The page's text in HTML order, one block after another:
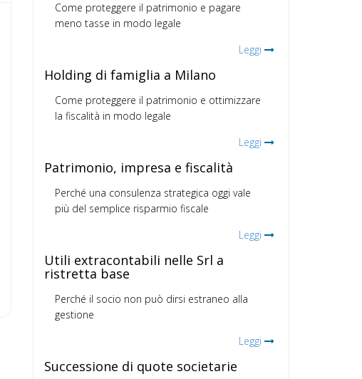
Come proteggere il patrimonio e pagare
meno tasse in modo legale
Leggi
Holding di famiglia a Milano
Come proteggere il patrimonio e ottimizzare
la fiscalità in modo legale
Leggi
Patrimonio, impresa e fiscalità
Perché una consulenza strategica oggi vale
più del semplice risparmio fiscale
Leggi
Utili extracontabili nelle Srl a
ristretta base
Perché il socio non può dirsi estraneo alla
gestione
Leggi
Successione di quote societarie